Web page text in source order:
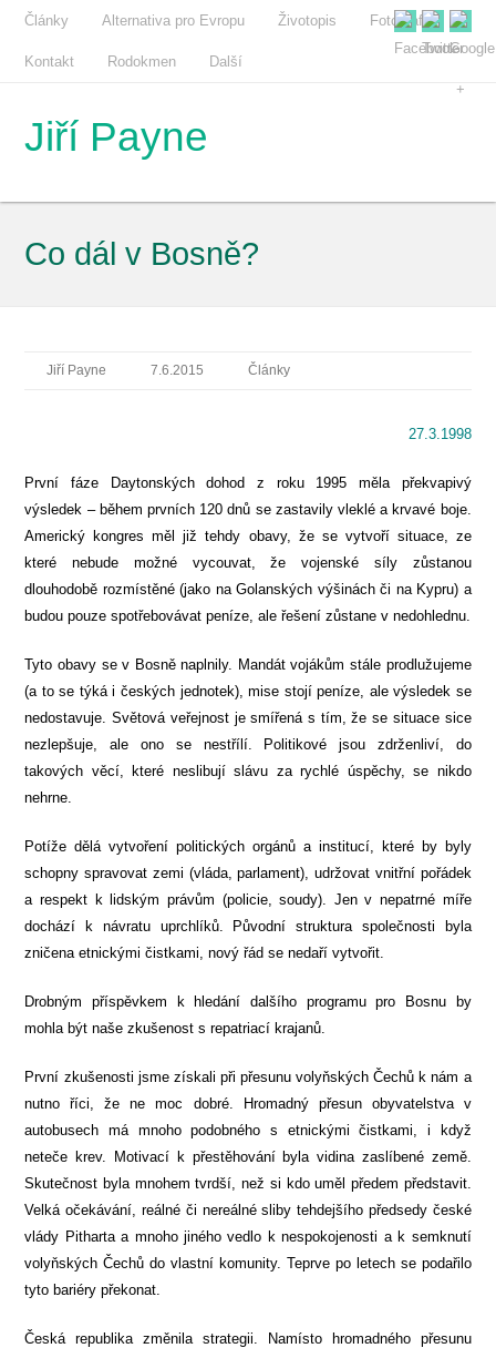
Články Alternativa pro Evropu Životopis Fotografie
Kontakt Rodokmen Další
Jiří Payne
Co dál v Bosně?
Jiří Payne 7.6.2015 Články
27.3.1998
První fáze Daytonských dohod z roku 1995 měla překvapivý
výsledek – během prvních 120 dnů se zastavily vleklé a krvavé boje.
Americký kongres měl již tehdy obavy, že se vytvoří situace, ze
které nebude možné vycouvat, že vojenské síly zůstanou
dlouhodobě rozmístěné (jako na Golanských výšinách či na Kypru) a
budou pouze spotřebovávat peníze, ale řešení zůstane v nedohlednu.
Tyto obavy se v Bosně naplnily. Mandát vojákům stále prodlužujeme
(a to se týká i českých jednotek), mise stojí peníze, ale výsledek se
nedostavuje. Světová veřejnost je smířená s tím, že se situace sice
nezlepšuje, ale ono se nestřílí. Politikové jsou zdrženliví, do
takových věcí, které neslibují slávu za rychlé úspěchy, se nikdo
nehrne.
Potíže dělá vytvoření politických orgánů a institucí, které by byly
schopny spravovat zemi (vláda, parlament), udržovat vnitřní pořádek
a respekt k lidským právům (policie, soudy). Jen v nepatrné míře
dochází k návratu uprchlíků. Původní struktura společnosti byla
zničena etnickými čistkami, nový řád se nedaří vytvořit.
Drobným příspěvkem k hledání dalšího programu pro Bosnu by
mohla být naše zkušenost s repatriací krajanů.
První zkušenosti jsme získali při přesunu volyňských Čechů k nám a
nutno říci, že ne moc dobré. Hromadný přesun obyvatelstva v
autobusech má mnoho podobného s etnickými čistkami, i když
neteče krev. Motivací k přestěhování byla vidina zaslíbené země.
Skutečnost byla mnohem tvrdší, než si kdo uměl předem představit.
Velká očekávání, reálné či nereálné sliby tehdejšího předsedy české
vlády Pitharta a mnoho jiného vedlo k nespokojenosti a k semknutí
volyňských Čechů do vlastní komunity. Teprve po letech se podařilo
tyto bariéry překonat.
Česká republika změnila strategii. Namísto hromadného přesunu